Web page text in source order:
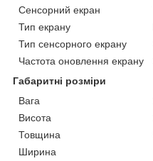
Сенсорний екран
Тип екрану
Тип сенсорного екрану
Частота оновлення екрану
Габаритні розміри
Вага
Висота
Товщина
Ширина